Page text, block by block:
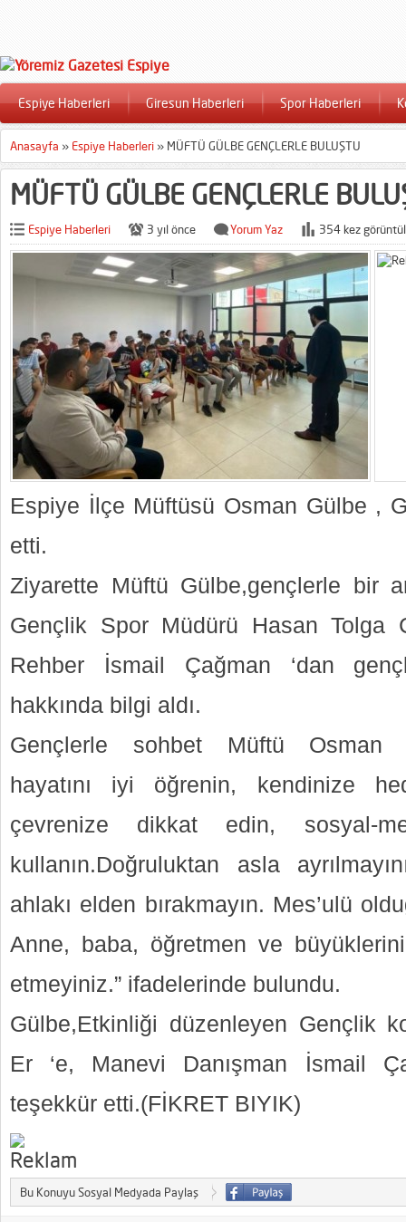
Espiye Haberleri Giresun Haberleri Spor Haberleri
Anasayfa » Espiye Haberleri » MÜFTÜ GÜLBE GENÇLERLE BULUŞTU
MÜFTÜ GÜLBE GENÇLERLE
Espiye Haberleri 3 yıl önce Yorum Yaz 354 kez
Espiye İlçe Müftüsü Osman Gülbe ,
etti.
Ziyarette Müftü Gülbe,gençlerle bir
Gençlik Spor Müdürü Hasan Tolga
Rehber İsmail Çağman ‘dan
hakkında bilgi aldı.
Gençlerle sohbet Müftü Osman
hayatını iyi öğrenin, kendinize
çevrenize dikkat edin, sosyal-
kullanın.Doğruluktan asla
ahlakı elden bırakmayın. Mes’ulü
Anne, baba, öğretmen ve
etmeyiniz.” ifadelerinde bulundu.
Gülbe,Etkinliği düzenleyen Gençlik
Er ‘e, Manevi Danışman İsmail
teşekkür etti.(FİKRET BIYIK)
Bu Konuyu Sosyal Medyada Paylaş